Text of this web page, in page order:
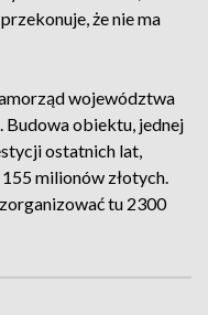
że nie ma
województwa
Budowa obiektu, jednej
ostatnich lat,
milionów złotych.
tu 2300